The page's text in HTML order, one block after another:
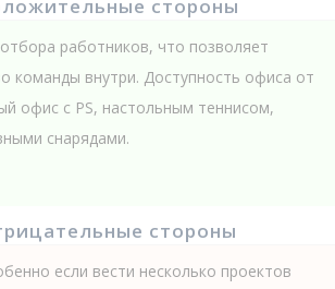
стороны
работников, что позволяет
команды внутри. Доступность офиса от
офис с PS, настольным теннисом,
снарядами.
стороны
если вести несколько проектов